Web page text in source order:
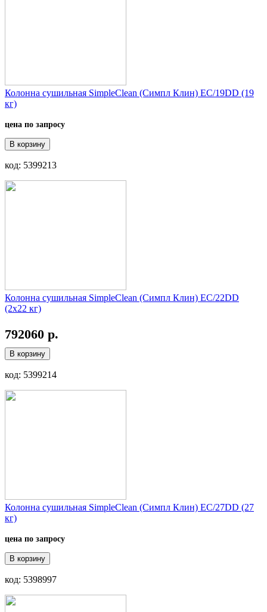
Колонна сушильная SimpleClean (Симпл Клин) EC/19DD (19
кг)
цена по запросу
В корзину
код: 5399213
Колонна сушильная SimpleClean (Симпл Клин) EC/22DD
(2х22 кг)
792060 р.
В корзину
код: 5399214
Колонна сушильная SimpleClean (Симпл Клин) EC/27DD (27
кг)
цена по запросу
В корзину
код: 5398997